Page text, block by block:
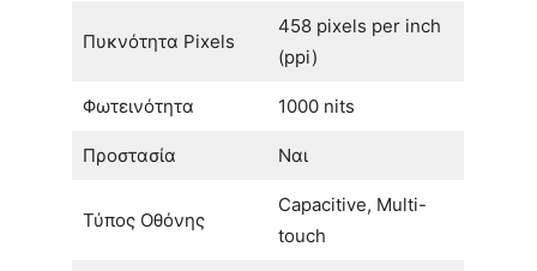
Πυκνότητα Pixels
458 pixels per inch
(ppi)
Φωτεινότητα 1000 nits
Προστασία Ναι
Τύπος Οθόνης
Capacitive, Multi-
touch